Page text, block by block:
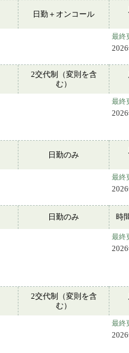
日勤＋オンコール
最終
2交代制（変則を含
む）
最終
日勤のみ
最終
日勤のみ 時
最終
2交代制（変則を含
む）
最終